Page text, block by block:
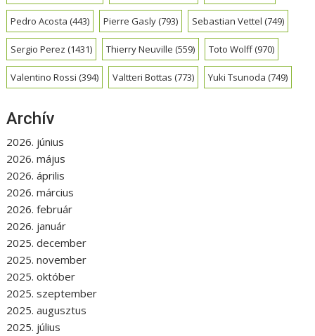
Pedro Acosta (443) Pierre Gasly(793) Sebastian Vettel (749)
Sergio Perez (1431) Thierry Neuville (559) Toto Wolff(970)
Valentino Rossi (394) Valtteri Bottas (773) Yuki Tsunoda (749)
Archív
2026. június
2026. május
2026. április
2026. március
2026. február
2026. január
2025. december
2025. november
2025. október
2025. szeptember
2025. augusztus
2025. július